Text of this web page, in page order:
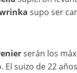
supo ser
serán los
El suizo de 22